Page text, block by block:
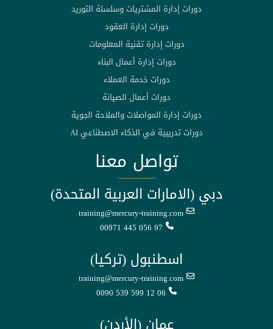
دورات إدارة المشتريات وسلسلة التوريد
دورات إدارة العقود
دورات إدارة تقنية المعلومات
دورات إدارة أعمال البناء
دورات خدمة العملاء
دورات أعمال الصيانة
دورات إدارة المواصلات والملاحة الجوية
دورات تدريبية في الذكاء الاصطناعي AI
تواصل معنا
دبي (الامارات العربية المتحدة)
training@mercury-training.com
00971 445 056 97
اسطنبول (تركيا)
training@mercury-training.com
0090 539 599 12 06